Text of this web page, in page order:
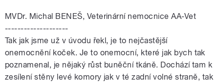
MVDr. Michal BENEŠ, Veterinární nemocnice AA-Vet
--------------------
Tak jak jsme už v úvodu řekl, je to nejčastější
onemocnění koček. Je to onemocní, které jak bych tak
poznamenal, je nějaký růst buněční tkáně. Dochází tam k
zesílení stěny levé komory jak v té zadní volné straně, tak